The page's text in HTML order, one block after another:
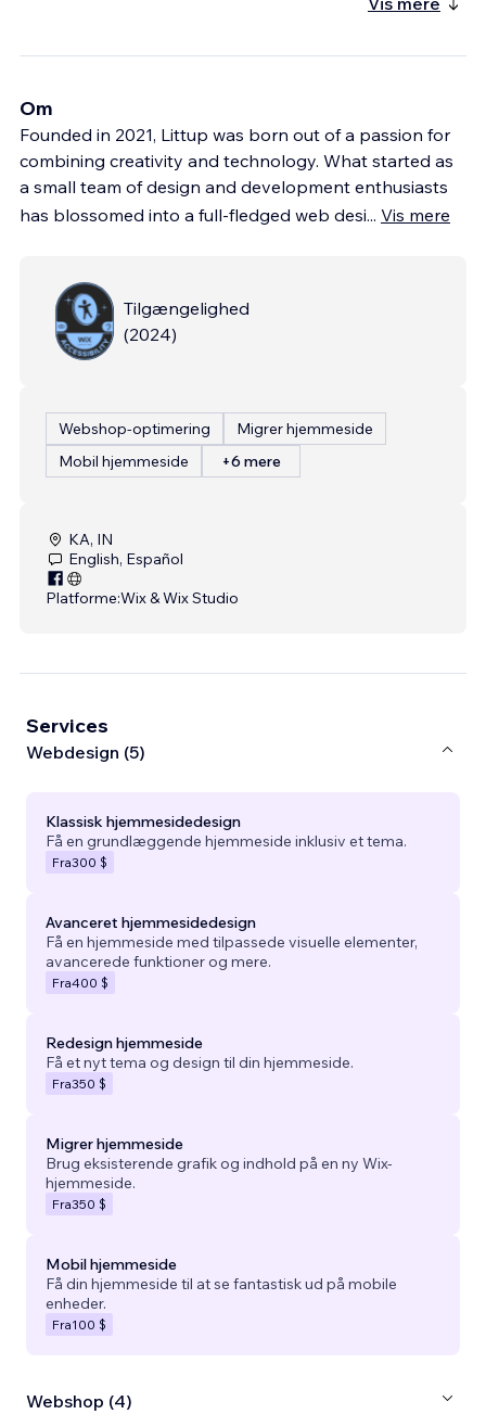
Om
Founded in 2021, Littup was born out of a passion for
combining creativity and technology. What started as
a small team of design and development enthusiasts
has blossomed into a full-fledged web desi... Vis mere
Tilgængelighed
(2024)
Webshop-optimering
Migrer hjemmeside
Mobil hjemmeside
+6 mere
KA, IN
English, Español
Platforme:Wix & Wix Studio
Services
Webdesign (5)
Klassisk hjemmesidedesign
Få en grundlæggende hjemmeside inklusiv et tema.
Fra300 $
Avanceret hjemmesidedesign
Få en hjemmeside med tilpassede visuelle elementer,
avancerede funktioner og mere.
Fra400 $
Redesign hjemmeside
Få et nyt tema og design til din hjemmeside.
Fra350 $
Migrer hjemmeside
Brug eksisterende grafik og indhold på en ny Wix-
hjemmeside.
Fra350 $
Mobil hjemmeside
Få din hjemmeside til at se fantastisk ud på mobile
enheder.
Fra100 $
Webshop (4)